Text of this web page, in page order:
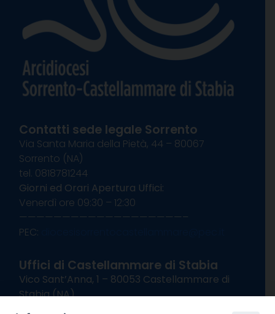
Contatti sede legale Sorrento
Via Santa Maria della Pietà, 44 – 80067
Sorrento (NA)
tel. 0818781244
Giorni ed Orari Apertura Uffici:
Venerdì ore 09:30 – 12:30
———————————————————–
PEC:
Uffici di Castellammare di Stabia
Vico Sant’Anna, 1 – 80053 Castellammare di
Stabia (NA)